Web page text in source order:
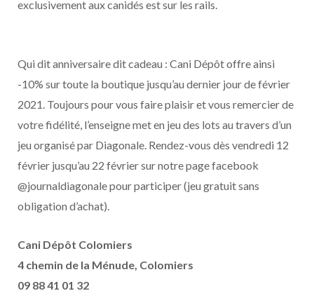
exclusivement aux canidés est sur les rails.
Qui dit anniversaire dit cadeau : Cani Dépôt offre ainsi
-10% sur toute la boutique jusqu’au dernier jour de février
2021. Toujours pour vous faire plaisir et vous remercier de
votre fidélité, l’enseigne met en jeu des lots au travers d’un
jeu organisé par Diagonale. Rendez-vous dès vendredi 12
février jusqu’au 22 février sur notre page facebook
@journaldiagonale pour participer (jeu gratuit sans
obligation d’achat).
Cani Dépôt Colomiers
4 chemin de la Ménude, Colomiers
09 88 41 01 32